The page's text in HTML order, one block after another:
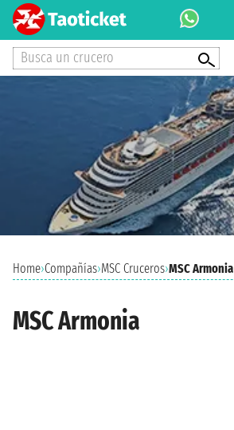
Busca un crucero
Home›Compañías›MSC Cruceros›MSC Armonia
MSC Armonia